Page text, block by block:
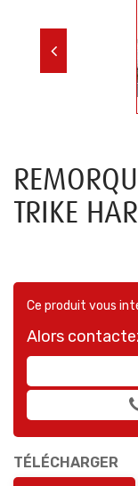
TRIKE
Ce produit vous
Alors
TÉLÉCHARGER